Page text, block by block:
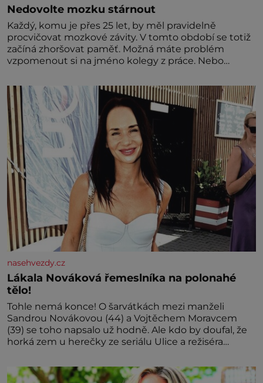
Nedovolte mozku stárnout
Každý, komu je přes 25 let, by měl pravidelně
procvičovat mozkové závity. V tomto období se totiž
začíná zhoršovat paměť. Možná máte problém
vzpomenout si na jméno kolegy z práce. Nebo
nedávno přečetli. Je to opravdu tak, s věkem jako
kdyby se paměť rozhodla stávkovat. Cvičte
nasehvezdy.cz
Lákala Nováková řemeslníka na polonahé
tělo!
Tohle nemá konce! O šarvátkách mezi manželi
Sandrou Novákovou (44) a Vojtěchem Moravcem
(39) se toho napsalo už hodně. Ale kdo by doufal, že
horká zem u herečky ze seriálu Ulice a režiséra